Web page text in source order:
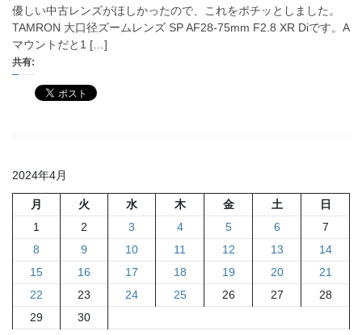
優しい中古レンズがほしかったので、これをポチッとしました。
TAMRON 大口径ズームレンズ SP AF28-75mm F2.8 XR Diです。A
マウントだと1 […]
共有:
2024年4月
月 火 水 木 金 土
日
1
2 3 4 5 6
7
8
9 10 11 12 13
14
15
16 17 18 19 20
21
22
23 24 25 26 27
28
29
30